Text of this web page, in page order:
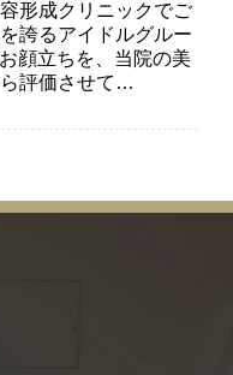
形成クリニックでご
誇るアイドルグルー
顔立ちを、当院の美
評価させて…